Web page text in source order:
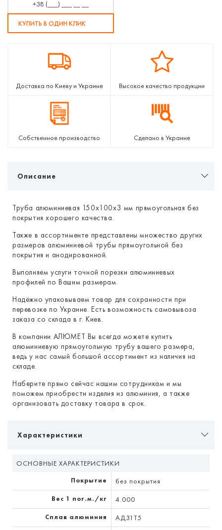
КУПИТЬ В ОДИН КЛИК
Доставка по Киеву и Украине Высокое качество продукции
Собственное производство Сделано в Украине
Описание
Труба алюминиевая 150х100х3 мм прямоугольная без
покрытия хорошего качества.
Также в ассортименте представлены множество других
размеров алюминиевой трубы прямоугольной без
покрытия и анодированной.
Выполняем услуги точной порезки алюминиевых
профилей по Вашим размерам.
Надёжно упаковываем товар для сохранности при
перевозке по Украине. Есть возможность самовывоза
заказа со склада в г. Киев.
В компании АЛЮМЕТ Вы всегда можете купить
алюминиевую прямоугольную трубу вашего размера,
ведь у нас самый большой ассортимент из наличия на
складе.
Наберите прямо сейчас нашим сотрудникам и мы
поможем приобрести изделия из алюминия, а также
организовать доставку товара в срок.
Характеристики
ОСНОВНЫЕ ХАРАКТЕРИСТИКИ
Покрытие без покрытия
Вес 1 пог.м./кг 4.000
Сплав алюминия АД31Т5